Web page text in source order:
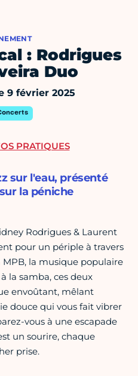
: Rodrigues
Duo
9 février 2025
sur l'eau, présenté
la péniche
Rodrigues & Laurent
pour un périple à travers
la musique populaire
la samba, ces deux
envoûtant, mêlant
douce qui vous fait vibrer
vous à une escapade
un sourire, chaque
prise.
PRATIQUES